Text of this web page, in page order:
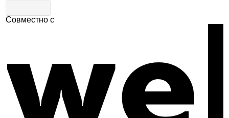
Совместно с
Главная |Путеводитель
Культура и история
Музей «Калачная»